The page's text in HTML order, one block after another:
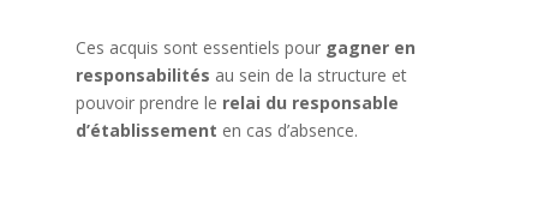
Ces acquis sont essentiels pour gagner en
responsabilités au sein de la structure et
pouvoir prendre le relai du responsable
d’établissement en cas d’absence.